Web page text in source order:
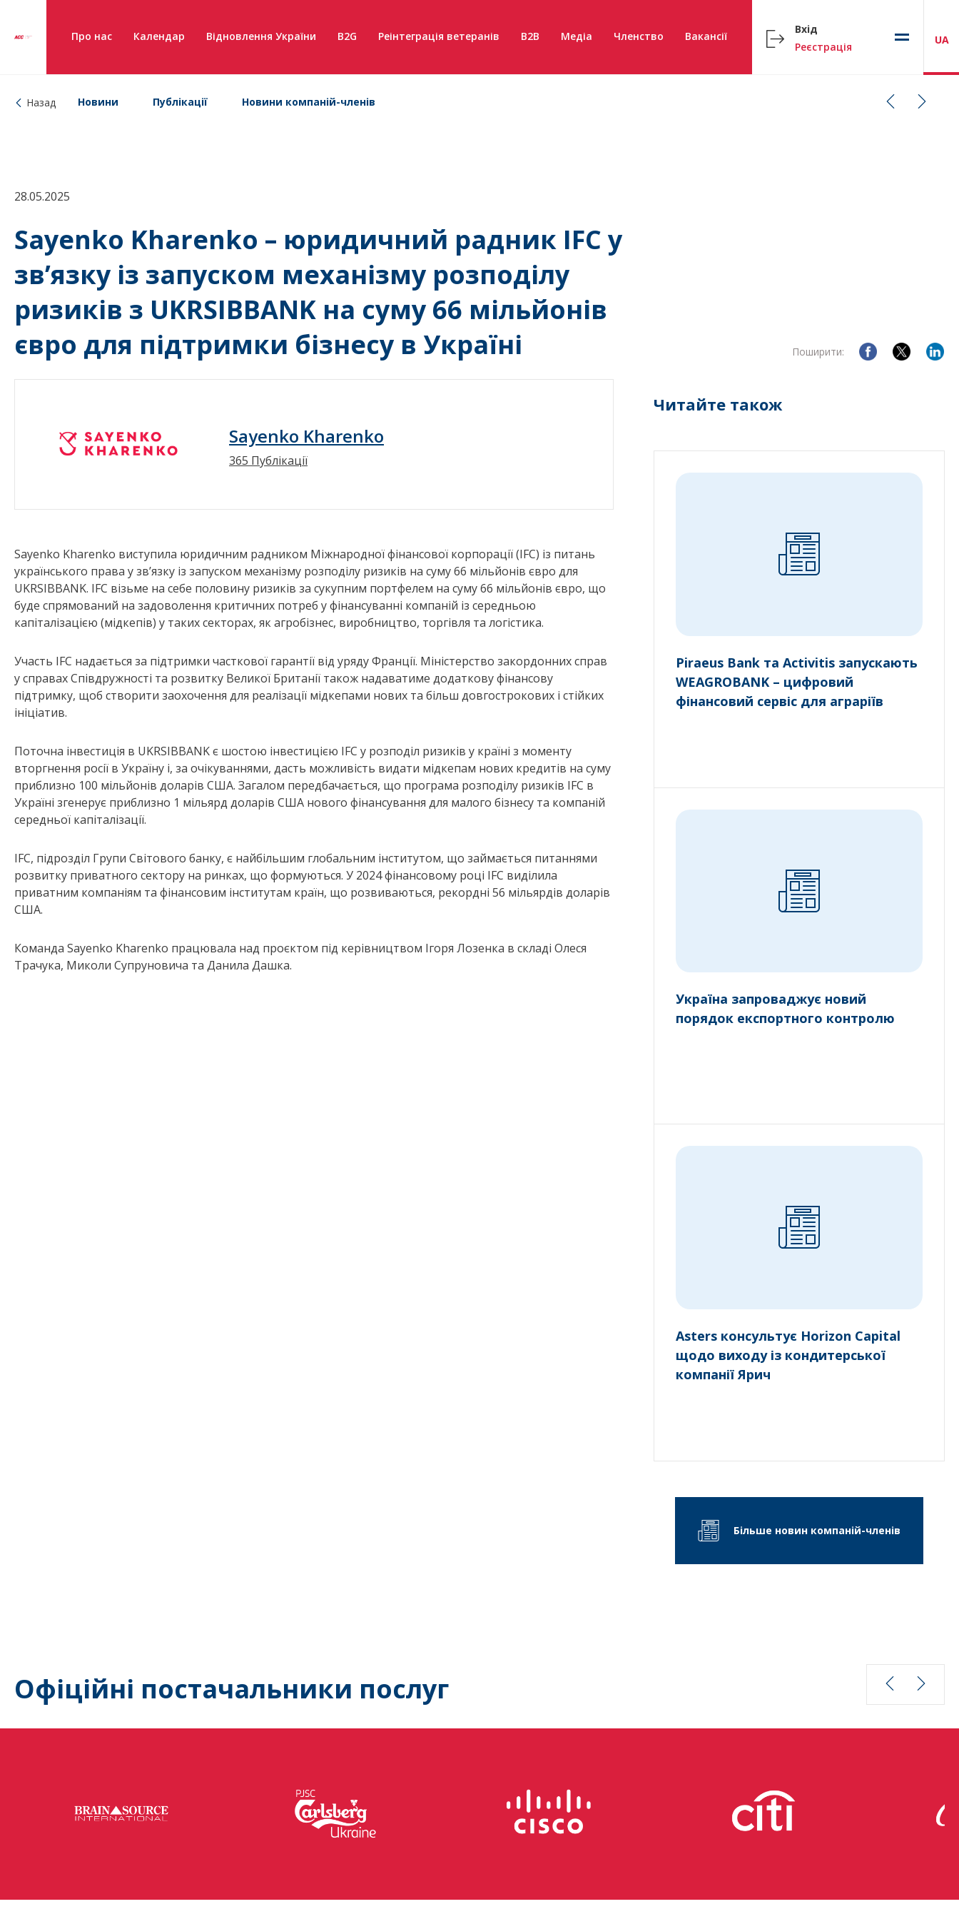
Про нас Календар Відновлення України B2G Реінтеграція ветеранів B2B Медіа Членство Вакансії
Вхід
Реєстрація
UA
Назад Новини Публікації Новини компаній-членів
28.05.2025
Sayenko Kharenko – юридичний радник IFC у
зв’язку із запуском механізму розподілу
ризиків з UKRSIBBANK на суму 66 мільйонів
євро для підтримки бізнесу в Україні
Поширити:
Sayenko Kharenko
365 Публікації
Sayenko Kharenko виступила юридичним радником Міжнародної фінансової корпорації (IFC) із питань
українського права у зв’язку із запуском механізму розподілу ризиків на суму 66 мільйонів євро для
UKRSIBBANK. IFC візьме на себе половину ризиків за сукупним портфелем на суму 66 мільйонів євро, що
буде спрямований на задоволення критичних потреб у фінансуванні компаній із середньою
капіталізацією (мідкепів) у таких секторах, як агробізнес, виробництво, торгівля та логістика.
Участь IFC надається за підтримки часткової гарантії від уряду Франції. Міністерство закордонних справ
у справах Співдружності та розвитку Великої Британії також надаватиме додаткову фінансову
підтримку, щоб створити заохочення для реалізації мідкепами нових та більш довгострокових і стійких
ініціатив.
Поточна інвестиція в UKRSIBBANK є шостою інвестицією IFC у розподіл ризиків у країні з моменту
вторгнення росії в Україну і, за очікуваннями, дасть можливість видати мідкепам нових кредитів на суму
приблизно 100 мільйонів доларів США. Загалом передбачається, що програма розподілу ризиків IFC в
Україні згенерує приблизно 1 мільярд доларів США нового фінансування для малого бізнесу та компаній
середньої капіталізації.
IFC, підрозділ Групи Світового банку, є найбільшим глобальним інститутом, що займається питаннями
розвитку приватного сектору на ринках, що формуються. У 2024 фінансовому році IFC виділила
приватним компаніям та фінансовим інститутам країн, що розвиваються, рекордні 56 мільярдів доларів
США.
Команда Sayenko Kharenko працювала над проєктом під керівництвом Ігоря Лозенка в складі Олеся
Трачука, Миколи Супруновича та Данила Дашка.
Читайте також
Piraeus Bank та Activitis запускають
WEAGROBANK – цифровий
фінансовий сервіс для аграріїв
Україна запроваджує новий
порядок експортного контролю
Asters консультує Horizon Capital
щодо виходу із кондитерської
компанії Ярич
Більше новин компаній-членів
Офіційні постачальники послуг